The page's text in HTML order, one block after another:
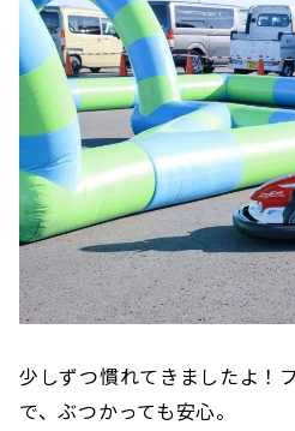
少しずつ慣れてきましたよ！
で、ぶつかっても安心。